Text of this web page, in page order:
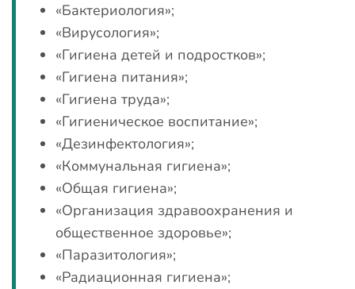
«Бактериология»;
«Вирусология»;
«Гигиена детей и подростков»;
«Гигиена питания»;
«Гигиена труда»;
«Гигиеническое воспитание»;
«Дезинфектология»;
«Коммунальная гигиена»;
«Общая гигиена»;
«Организация здравоохранения и
общественное здоровье»;
«Паразитология»;
«Радиационная гигиена»;